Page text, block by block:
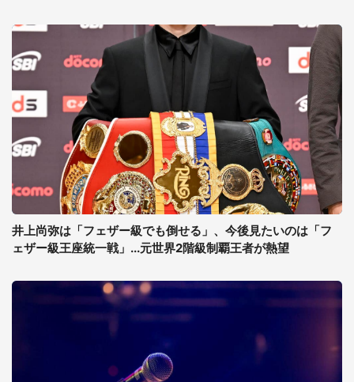
井上尚弥は「フェザー級でも倒せる」、今後見たいのは「フ
ェザー級王座統一戦」...元世界2階級制覇王者が熱望